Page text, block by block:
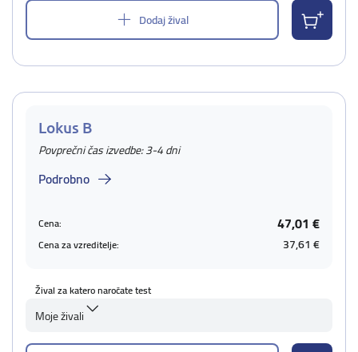
Dodaj žival
Lokus B
Povprečni čas izvedbe: 3-4 dni
Podrobno
Cena: 47,01 €
Cena za vzreditelje: 37,61 €
Žival za katero naročate test
Moje živali